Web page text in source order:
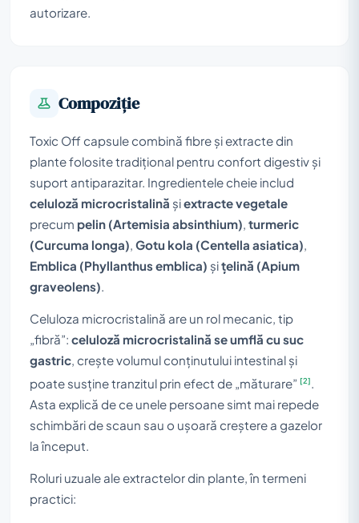
autorizare.
Compoziţie
Toxic Off capsule combină fibre și extracte din
plante folosite tradițional pentru confort digestiv și
suport antiparazitar. Ingredientele cheie includ
celuloză microcristalină șiextracte vegetale
precum pelin (Artemisia absinthium) turmeric
(Curcuma longa) Gotu kola (Centella asiatica)
Emblica (Phyllanthus emblica) șițelină (Apium
graveolens)
Celuloza microcristalină are un rol mecanic, tip
„fibră”: celuloză microcristalină se umflă cu suc
gastric , crește volumul conținutului intestinal și
poate susține tranzitul prin efect de „măturare” [2]
Asta explică de ce unele persoane simt mai repede
schimbări de scaun sau o ușoară creștere a gazelor
la început.
Roluri uzuale ale extractelor din plante, în termeni
practici: